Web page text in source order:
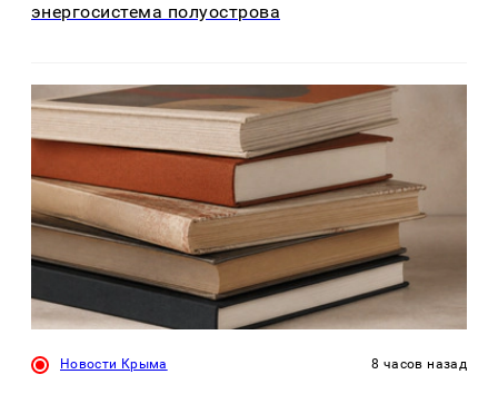
энергосистема полуострова
Новости Крыма 8 часов назад